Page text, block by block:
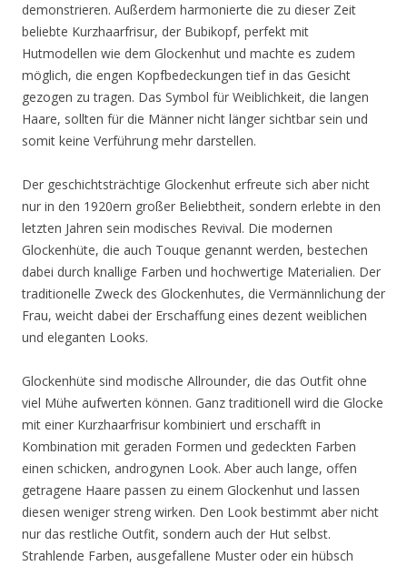
demonstrieren. Außerdem harmonierte die zu dieser Zeit
beliebte Kurzhaarfrisur, der Bubikopf, perfekt mit
Hutmodellen wie dem Glockenhut und machte es zudem
möglich, die engen Kopfbedeckungen tief in das Gesicht
gezogen zu tragen. Das Symbol für Weiblichkeit, die langen
Haare, sollten für die Männer nicht länger sichtbar sein und
somit keine Verführung mehr darstellen.
Der geschichtsträchtige Glockenhut erfreute sich aber nicht
nur in den 1920ern großer Beliebtheit, sondern erlebte in den
letzten Jahren sein modisches Revival. Die modernen
Glockenhüte, die auch Touque genannt werden, bestechen
dabei durch knallige Farben und hochwertige Materialien. Der
traditionelle Zweck des Glockenhutes, die Vermännlichung der
Frau, weicht dabei der Erschaffung eines dezent weiblichen
und eleganten Looks.
Glockenhüte sind modische Allrounder, die das Outfit ohne
viel Mühe aufwerten können. Ganz traditionell wird die Glocke
mit einer Kurzhaarfrisur kombiniert und erschafft in
Kombination mit geraden Formen und gedeckten Farben
einen schicken, androgynen Look. Aber auch lange, offen
getragene Haare passen zu einem Glockenhut und lassen
diesen weniger streng wirken. Den Look bestimmt aber nicht
nur das restliche Outfit, sondern auch der Hut selbst.
Strahlende Farben, ausgefallene Muster oder ein hübsch